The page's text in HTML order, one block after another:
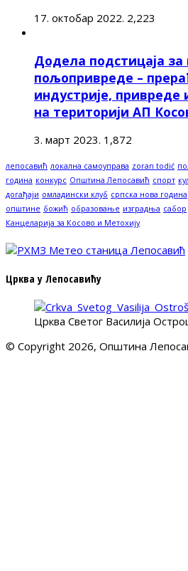
17. октобар 2022. 2,223
Додела подстицаја за
пољопривреде –
индустрије,
на територији АП
3. март 2023. 1,872
лепосавић локална самоуправа zoran todić
година конкурс Општина Лепосавић спорт
догађаји омладински клуб српска нова година
општине божић образовање изградња сабор
Канцеларија за Косово и Метохију
Црква у Лепосавићу
Црква Светог Василија
© Copyright 2026, Општина